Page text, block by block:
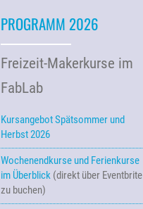
PROGRAMM 2026
Freizeit-Makerkurse im
FabLab
Kursangebot Spätsommer und
Herbst 2026
Wochenendkurse und Ferienkurse
im Überblick(direkt über Eventbrite
zu buchen)